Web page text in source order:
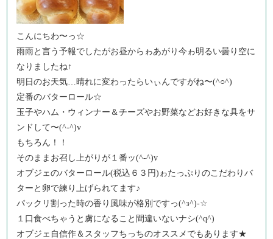
こんにちわ〜っ☆
雨雨と言う予報でしたがお昼からゎあがり今ゎ明るい曇り空に
なりましたね↑
明日のお天気…晴れに変わったらいぃんですがね〜(^○^)
定番のバターロール☆
玉子やハム・ウィンナー＆チーズやお野菜などお好きな具をサ
ンドして〜(^-^)v
もちろん！！
そのままお召し上がりが１番ッ(^-^)v
オブジェのバターロール(税込６３円)ゎたっぷりのこだわりバ
ターと卵で練り上げられてます♪
パックリ割った時の香り風味が格別ですっ(^з^)-☆
１口食べちゃうと虜になること間違いないナシ(^q^)
オブジェ自信作＆スタッフちっちのオススメでもあります★